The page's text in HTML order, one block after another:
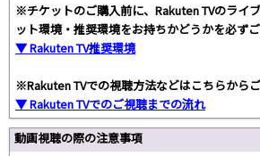
※チケットのご購入前に、Rakuten TVのライ
ット環境・推奨環境をお持ちかどうかを必ずご
▼ Rakuten TV推奨環境
※Rakuten TVでの視聴方法などはこちらからご
▼ Rakuten TVでのご視聴までの流れ
動画視聴の際の注意事項